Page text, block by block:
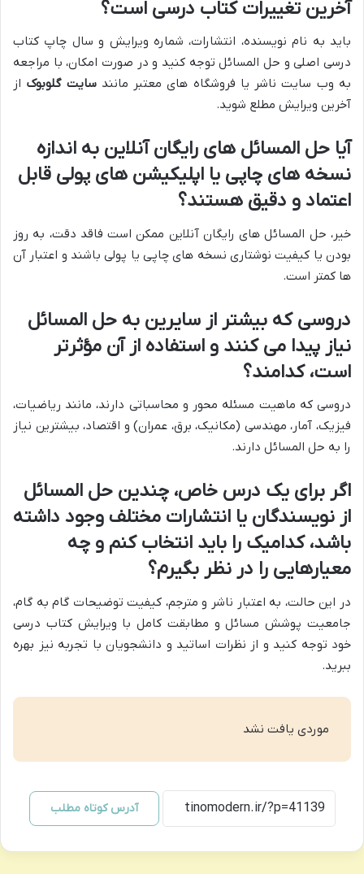
آخرین تغییرات کتاب درسی است؟
باید به نام نویسنده، انتشارات، شماره ویرایش و سال چاپ کتاب
درسی اصلی و حل المسائل توجه کنید و در صورت امکان، با مراجعه
به وب سایت ناشر یا فروشگاه های معتبر مانندسایت گلوبوک از
آخرین ویرایش مطلع شوید.
آیا حل المسائل های رایگان آنلاین به اندازه
نسخه های چاپی یا اپلیکیشن های پولی قابل
اعتماد و دقیق هستند؟
خیر، حل المسائل های رایگان آنلاین ممکن است فاقد دقت، به روز
بودن یا کیفیت نوشتاری نسخه های چاپی یا پولی باشند و اعتبار آن
ها کمتر است.
دروسی که بیشتر از سایرین به حل المسائل
نیاز پیدا می کنند و استفاده از آن مؤثرتر
است، کدامند؟
دروسی که ماهیت مسئله محور و محاسباتی دارند، مانند ریاضیات،
فیزیک، آمار، مهندسی (مکانیک، برق، عمران) و اقتصاد، بیشترین نیاز
را به حل المسائل دارند.
اگر برای یک درس خاص، چندین حل المسائل
از نویسندگان یا انتشارات مختلف وجود داشته
باشد، کدامیک را باید انتخاب کنم و چه
معیارهایی را در نظر بگیرم؟
در این حالت، به اعتبار ناشر و مترجم، کیفیت توضیحات گام به گام،
جامعیت پوشش مسائل و مطابقت کامل با ویرایش کتاب درسی
خود توجه کنید و از نظرات اساتید و دانشجویان با تجربه نیز بهره
ببرید.
موردی یافت نشد
آدرس کوتاه مطلب